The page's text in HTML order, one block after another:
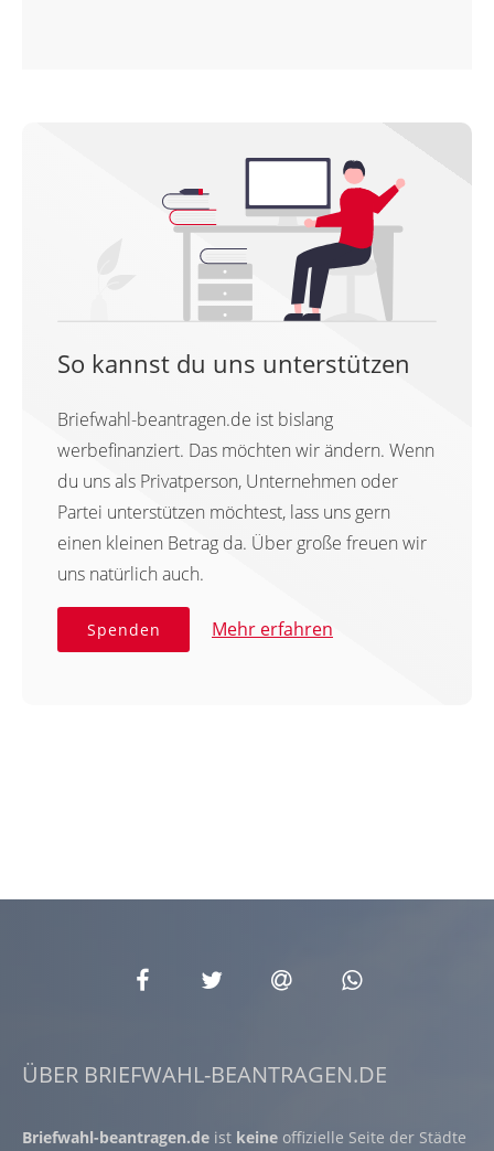
So kannst du uns unterstützen
Briefwahl-beantragen.de ist bislang
werbefinanziert. Das möchten wir ändern. Wenn
du uns als Privatperson, Unternehmen oder
Partei unterstützen möchtest, lass uns gern
einen kleinen Betrag da. Über große freuen wir
uns natürlich auch.
Spenden Mehr erfahren
ÜBER BRIEFWAHL-BEANTRAGEN.DE
Briefwahl-beantragen.de ist keine offizielle Seite der Städte